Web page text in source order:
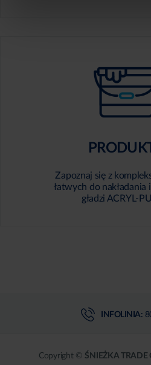
Zapoznaj się z
łatwych do nakładania
gładzi ACRYL-
INFOLINIA:
Copyright © ŚNIEŻKA TRADE